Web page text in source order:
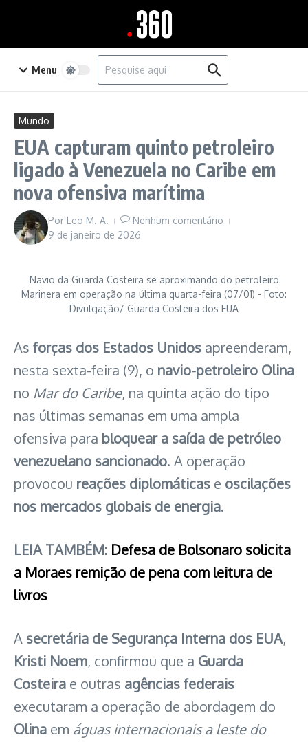
Menu
Procurar por:
Mundo
EUA capturam quinto petroleiro
ligado à Venezuela no Caribe em
nova ofensiva marítima
Por Leo M. A.
Nenhum comentário
9 de janeiro de 2026
Navio da Guarda Costeira se aproximando do petroleiro
Marinera em operação na última quarta-feira (07/01) - Foto:
Divulgação/ Guarda Costeira dos EUA
As forças dos Estados Unidos apreenderam,
nesta sexta-feira (9), o navio-petroleiro Olina
no Mar do Caribe, na quinta ação do tipo
nas últimas semanas em uma ampla
ofensiva para bloquear a saída de petróleo
venezuelano sancionado. A operação
provocou reações diplomáticas e oscilações
nos mercados globais de energia.
LEIA TAMBÉM: Defesa de Bolsonaro solicita
a Moraes remição de pena com leitura de
livros
A secretária de Segurança Interna dos EUA,
Kristi Noem, confirmou que a Guarda
Costeira e outras agências federais
executaram a operação de abordagem do
Olina em águas internacionais a leste do